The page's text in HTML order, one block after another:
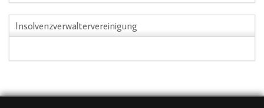
Insolvenzverwaltervereinigung